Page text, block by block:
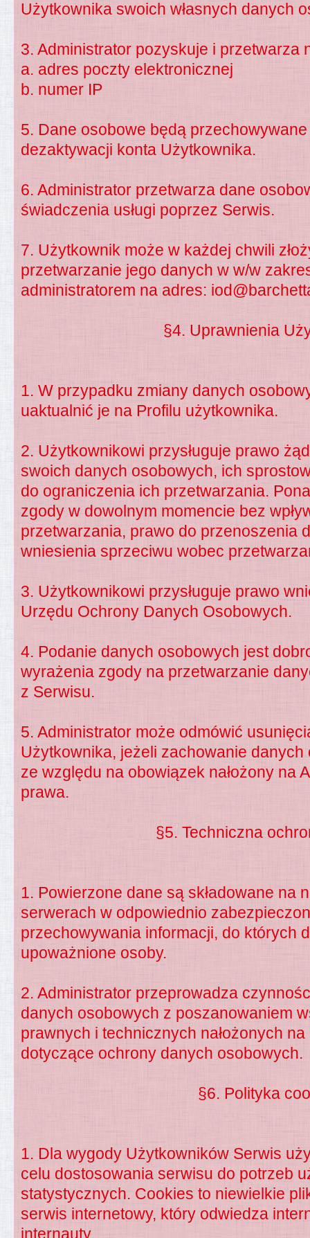
Użytkownika swoich własnych danych
3. Administrator pozyskuje i przetwarza
a. adres poczty elektronicznej
b. numer IP
5. Dane osobowe będą
dezaktywacji konta Użytkownika.
6. Administrator przetwarza dane
świadczenia usługi poprzez Serwis.
7. Użytkownik może w każdej chwili
przetwarzanie jego danych w w/w
administratorem na adres:
§4. Uprawnienia
1. W przypadku zmiany danych
uaktualnić je na Profilu użytkownika.
2. Użytkownikowi przysługuje prawo
swoich danych osobowych, ich
do ograniczenia ich przetwarzania.
zgody w dowolnym momencie bez
przetwarzania, prawo do przenoszenia
wniesienia sprzeciwu wobec
3. Użytkownikowi przysługuje prawo
Urzędu Ochrony Danych Osobowych.
4. Podanie danych osobowych jest
wyrażenia zgody na przetwarzanie
z Serwisu.
5. Administrator może odmówić
Użytkownika, jeżeli zachowanie
ze względu na obowiązek nałożony na
prawa.
§5. Techniczna
1. Powierzone dane są składowane na
serwerach w odpowiednio
przechowywania informacji, do których
upoważnione osoby.
2. Administrator przeprowadza
danych osobowych z poszanowaniem
prawnych i technicznych nałożonych
dotyczące ochrony danych osobowych.
§6. Polityka
1. Dla wygody Użytkowników Serwis
celu dostosowania serwisu do potrzeb
statystycznych. Cookies to niewielkie
serwis internetowy, który odwiedza
internauty.